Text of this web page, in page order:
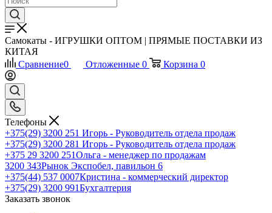
Самокаты - ИГРУШКИ ОПТОМ | ПРЯМЫЕ ПОСТАВКИ ИЗ
КИТАЯ
Сравнение0 Отложенные 0 Корзина 0
Телефоны
+375(29) 3200 251 Игорь - Руководитель отдела продаж
+375(29) 3200 281 Игорь - Руководитель отдела продаж
+З75 29 3200 251Ольга - менеджер по продажам
3200 343Рынок Экспобел, павильон 6
+375(44) 537 0007Кристина - коммерческий директор
+375(29) 3200 991Бухгалтерия
Заказать звонок